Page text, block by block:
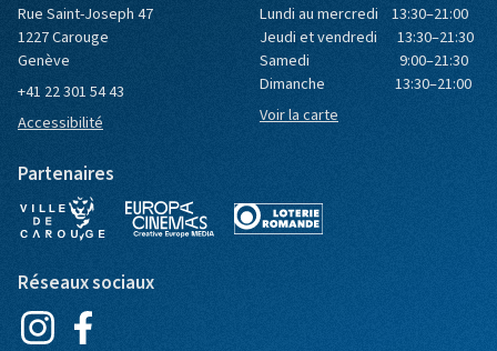
Rue Saint-Joseph 47
1227 Carouge
Genève
+41 22 301 54 43
Accessibilité
Lundi au mercredi 13:30–21:00
Jeudi et vendredi 13:30–21:30
Samedi 9:00–21:30
Dimanche 13:30–21:00
Voir la carte
Partenaires
Réseaux sociaux